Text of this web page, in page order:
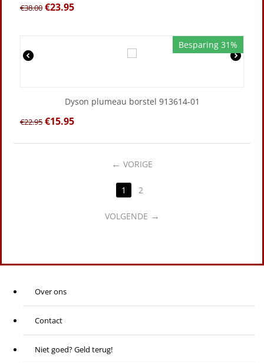
€38.00 €23.95
Besparing 31%
Dyson plumeau borstel 913614-01
€22.95 €15.95
VORIGE
1 2
VOLGENDE
Over ons
Contact
Niet goed? Geld terug!